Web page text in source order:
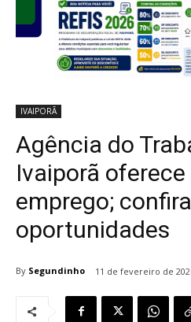
IVAIPORÃ
Agência do
Ivaiporã
emprego;
oportunidades
By Segundinho 11 de fevereiro de